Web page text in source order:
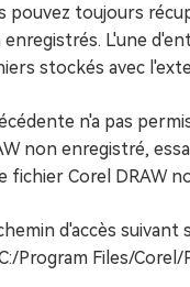
pouvez toujours
enregistrés. L'une
stockés avec
n'a pas
non enregistré,
fichier Corel DRAW
d'accès suivant
Program Files/Corel/